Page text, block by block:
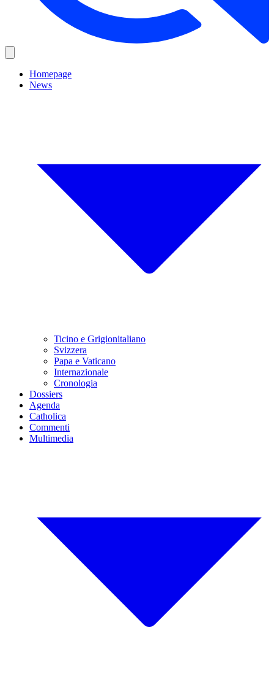
Homepage
News
Ticino e Grigionitaliano
Svizzera
Papa e Vaticano
Internazionale
Cronologia
Dossiers
Agenda
Catholica
Commenti
Multimedia